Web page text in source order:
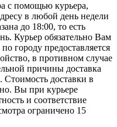
с помощью курьера,
в любой день недели
до 18:00, то есть
Курьер обязательно Вам
городу предоставляется
в противном случае
причины доставка
Стоимость доставки в
Вы при курьере
и соответствие
ограничено 15